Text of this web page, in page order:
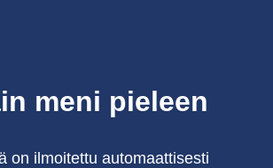
meni pieleen
on ilmoitettu automaattisesti